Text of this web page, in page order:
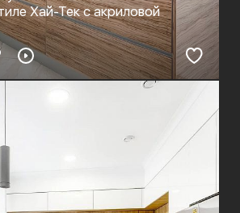
Хай-Тек c акриловой